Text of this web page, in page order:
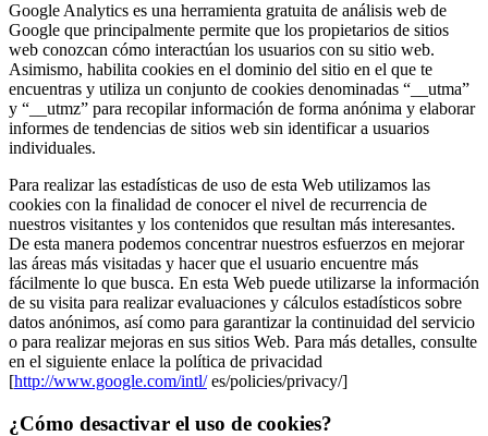
Google Analytics es una herramienta gratuita de análisis web de
Google que principalmente permite que los propietarios de sitios
web conozcan cómo interactúan los usuarios con su sitio web.
Asimismo, habilita cookies en el dominio del sitio en el que te
encuentras y utiliza un conjunto de cookies denominadas “__utma”
y “__utmz” para recopilar información de forma anónima y elaborar
informes de tendencias de sitios web sin identificar a usuarios
individuales.
Para realizar las estadísticas de uso de esta Web utilizamos las
cookies con la finalidad de conocer el nivel de recurrencia de
nuestros visitantes y los contenidos que resultan más interesantes.
De esta manera podemos concentrar nuestros esfuerzos en mejorar
las áreas más visitadas y hacer que el usuario encuentre más
fácilmente lo que busca. En esta Web puede utilizarse la información
de su visita para realizar evaluaciones y cálculos estadísticos sobre
datos anónimos, así como para garantizar la continuidad del servicio
o para realizar mejoras en sus sitios Web. Para más detalles, consulte
en el siguiente enlace la política de privacidad
[http://www.google.com/intl/es/policies/privacy/]
¿Cómo desactivar el uso de cookies?